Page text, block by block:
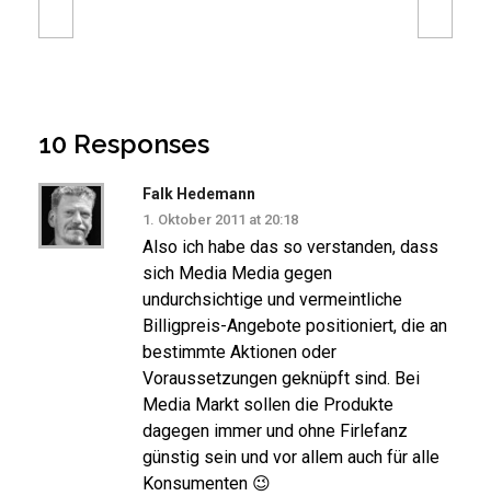
10 Responses
Falk Hedemann
1. Oktober 2011 at 20:18
Also ich habe das so verstanden, dass
sich Media Media gegen
undurchsichtige und vermeintliche
Billigpreis-Angebote positioniert, die an
bestimmte Aktionen oder
Voraussetzungen geknüpft sind. Bei
Media Markt sollen die Produkte
dagegen immer und ohne Firlefanz
günstig sein und vor allem auch für alle
Konsumenten 😉